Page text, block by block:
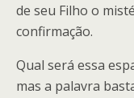
de seu Filho o
confirmação.
Qual será essa
mas a palavra